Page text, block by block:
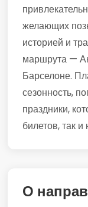
желающих
историей и
маршрута —
Барселоне.
сезонность,
праздники,
билетов, так
О